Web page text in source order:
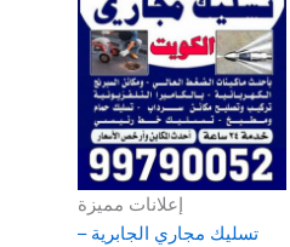
إعلانات مميزة
تسليك مجاري الجابرية –